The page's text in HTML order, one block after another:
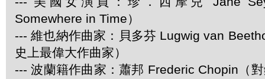
Somewhere in Time）
--- 維也納作曲家：貝多芬 Lugwig van
史上最偉大作曲家）
--- 波蘭籍作曲家：蕭邦 Frederic Chopin（